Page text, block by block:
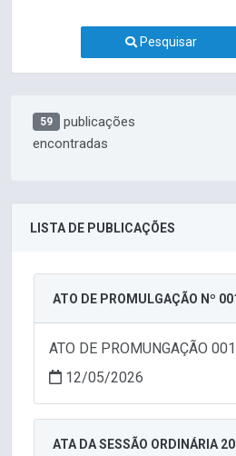
Pesquisar
59
publicações
encontradas
LISTA DE PUBLICAÇÕES
ATO DE PROMULGAÇÃO Nº
ATO DE PROMUNGAÇÃO
12/05/2026
ATA DA SESSÃO ORDINÁRIA